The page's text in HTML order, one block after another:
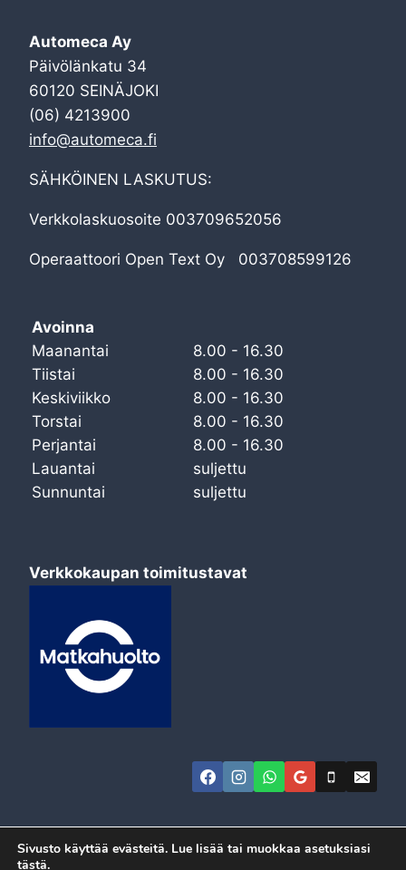
Automeca Ay
Päivölänkatu 34
60120 SEINÄJOKI
(06) 4213900
info@automeca.fi
SÄHKÖINEN LASKUTUS:
Verkkolaskuosoite 003709652056
Operaattoori Open Text Oy 003708599126
Avoinna
Maanantai
8.00 - 16.30
Tiistai
8.00 - 16.30
Keskiviikko
8.00 - 16.30
Torstai
8.00 - 16.30
Perjantai
8.00 - 16.30
Lauantai
suljettu
Sunnuntai
suljettu
Verkkokaupan toimitustavat
Sivusto käyttää evästeitä. Lue lisää tai muokkaa asetuksiasi
tästä.